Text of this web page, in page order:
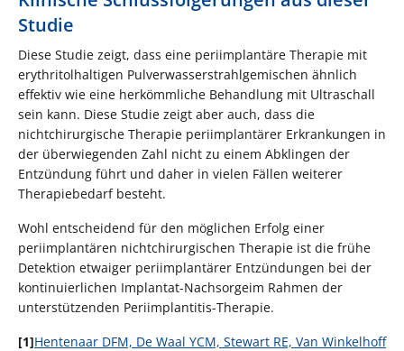
Studie
Diese Studie zeigt, dass eine periimplantäre Therapie mit
erythritolhaltigen Pulverwasserstrahlgemischen ähnlich
effektiv wie eine herkömmliche Behandlung mit Ultraschall
sein kann. Diese Studie zeigt aber auch, dass die
nichtchirurgische Therapie periimplantärer Erkrankungen in
der überwiegenden Zahl nicht zu einem Abklingen der
Entzündung führt und daher in vielen Fällen weiterer
Therapiebedarf besteht.
Wohl entscheidend für den möglichen Erfolg einer
periimplantären nichtchirurgischen Therapie ist die frühe
Detektion etwaiger periimplantärer Entzündungen bei der
kontinuierlichen Implantat-Nachsorgeim Rahmen der
unterstützenden Periimplantitis-Therapie.
[1]Hentenaar DFM, De Waal YCM, Stewart RE, Van Winkelhoff